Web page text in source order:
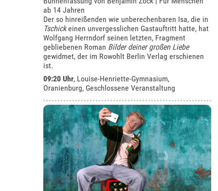
ab 14 Jahren
Der so hinreißenden wie unberechenbaren Isa, die in
Tschickeinen unvergesslichen Gastauftritt hatte, hat
Wolfgang Herrndorf seinen letzten, Fragment
gebliebenen Roman Bilder deiner großen Liebe
gewidmet, der im Rowohlt Berlin Verlag erschienen
ist.
09:20 Uhr, Louise-Henriette-Gymnasium,
Oranienburg, Geschlossene Veranstaltung